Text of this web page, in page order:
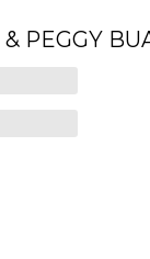
PEGGY